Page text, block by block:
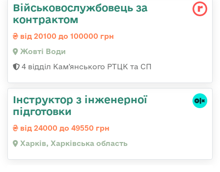
Військовослужбовець за
контрактом
від 20100 до 100000 грн
Жовті Води
4 відділ Кам'янського РТЦК та СП
Інструктор з інженерної
підготовки
від 24000 до 49550 грн
Харків, Харківська область